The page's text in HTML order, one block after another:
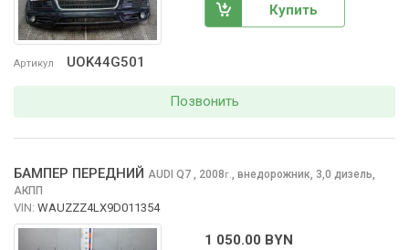
Артикул UOK44G501
Купить
Позвонить
БАМПЕР ПЕРЕДНИЙ AUDI Q7 , 2008г., внедорожник, 3,0 дизель,
АКПП
VIN: WAUZZZ4LX9D011354
1 050.00 BYN